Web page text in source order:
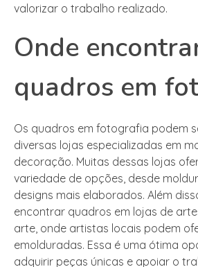
valorizar o trabalho realizado.
Onde
quadros em
Os quadros em fotografia podem
diversas lojas especializadas em
decoração. Muitas dessas lojas
variedade de opções, desde
designs mais elaborados. Além
encontrar quadros em lojas de
arte, onde artistas locais podem
emolduradas. Essa é uma ótima
adquirir peças únicas e apoiar o